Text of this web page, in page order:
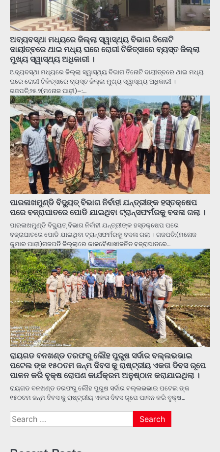
ଅବ୍ୟବସ୍ଥା ମଧ୍ୟରେ ଜିଲ୍ଲା ସ୍ୱାସ୍ଥ୍ୟ ବିଭାଗ ତିନୋଟି
ଦାୟୀତ୍ବରେ ଥାଇ ମଧ୍ୟ ଘରେ ରୋଗୀ ଚିକିତ୍ସାରେ ବ୍ୟସ୍ତ ଜିଲ୍ଲା
ମୁଖ୍ୟ ସ୍ୱାସ୍ଥ୍ୟ ଅଧିକାରୀ ।
ଅବ୍ୟବସ୍ଥା ମଧ୍ୟରେ ଜିଲ୍ଲା ସ୍ୱାସ୍ଥ୍ୟ ବିଭାଗ ତିନୋଟି ଦାୟୀତ୍ବରେ ଥାଇ ମଧ୍ୟ
ଘରେ ରୋଗୀ ଚିକିତ୍ସାରେ ବ୍ୟସ୍ତ ଜିଲ୍ଲା ମୁଖ୍ୟ ସ୍ୱାସ୍ଥ୍ୟ ଅଧିକାରୀ ।
ଗଜପତି,୨୫.୨(ମନୋଜ ପାଢ଼ୀ)–:…
ପାରଳାଖମୁଣ୍ଡି ବିଦ୍ୟୁତ୍ ବିଭାଗ ନିର୍ବାହୀ ଯନ୍ତ୍ରୀଙ୍କ ହସ୍ତକ୍ଷେପ
ପରେ ବଜ୍ରାଘାତରେ ପୋଡି ଯାଇଥିବା ଟ୍ରାନ୍ସଫର୍ମରକୁ ବଦଳା ଗଲା ।
ପାରଳାଖମୁଣ୍ଡି ବିଦ୍ୟୁତ୍ ବିଭାଗ ନିର୍ବାହୀ ଯନ୍ତ୍ରୀଙ୍କ ହସ୍ତକ୍ଷେପ ପରେ
ବଜ୍ରାଘାତରେ ପୋଡି ଯାଇଥିବା ଟ୍ରାନ୍ସଫର୍ମରକୁ ବଦଳା ଗଲା । ଗଜପତି:(ମନୋଜ
କୁମାର ପାଢୀ)ଗଜପତି ଜିଲ୍ଲାରେ କାଳବୈଶାଖୀଜନିତ ବଜ୍ରାଘାତରେ…
ରାୟଗଡ ବନଖଣ୍ଡ ତରଫରୁ ଲୌହ ପୁରୁଷ ସର୍ଦାର ବଲ୍ଲଭଭାଇ
ପଟେଲ ଙ୍କ ୧୫୦ତମ ଜନ୍ମ ଦିବସ କୁ ରାଷ୍ଟ୍ରୀୟ ଏକତା ଦିବସ ରୂପେ
ପାଳନ କରି ବୃକ୍ଷ ରୋପଣ କାର୍ଯକ୍ରମ ଅନୁଷ୍ଠାନ କରାଯାଇଥିଲା ।
ରାୟଗଡ ବନଖଣ୍ଡ ତରଫରୁ ଲୌହ ପୁରୁଷ ସର୍ଦାର ବଲ୍ଲଭଭାଇ ପଟେଲ ଙ୍କ
୧୫୦ତମ ଜନ୍ମ ଦିବସ କୁ ରାଷ୍ଟ୍ରୀୟ ଏକତା ଦିବସ ରୂପେ ପାଳନ କରି ବୃକ୍ଷ…
Search
for: